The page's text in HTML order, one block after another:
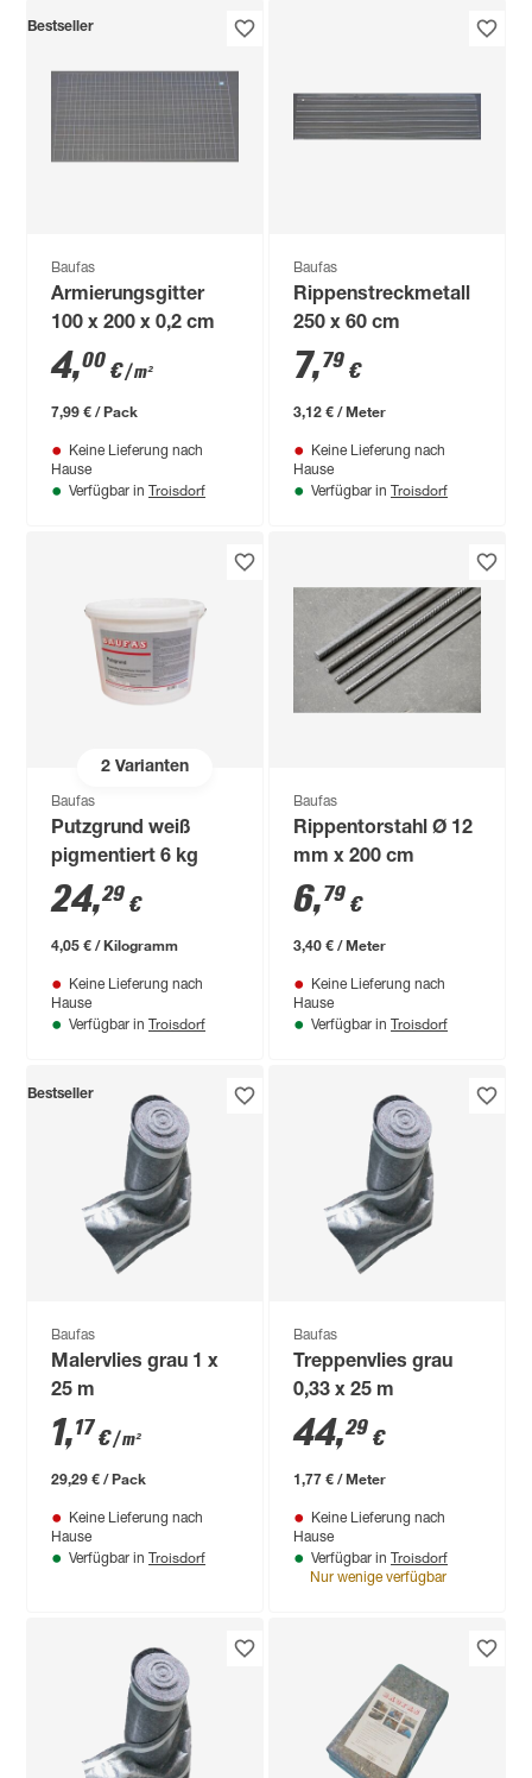
Bestseller
Baufas
Armierungsgitter
100 x 200 x 0,2 cm
4,00 €/ m²
7,99 € / Pack
Keine Lieferung nach
Hause
Verfügbar in Troisdorf
Baufas
Rippenstreckmetall
250 x 60 cm
7,79 €
3,12 € / Meter
Keine Lieferung nach
Hause
Verfügbar in Troisdorf
2Varianten
Baufas
Putzgrund weiß
pigmentiert 6 kg
24,29 €
4,05 € / Kilogramm
Keine Lieferung nach
Hause
Verfügbar in Troisdorf
Baufas
Rippentorstahl Ø 12
mm x 200 cm
6,79 €
3,40 € / Meter
Keine Lieferung nach
Hause
Verfügbar in Troisdorf
Bestseller
Baufas
Malervlies grau 1 x
25 m
1,17€/ m²
29,29 € / Pack
Keine Lieferung nach
Hause
Verfügbar in Troisdorf
Baufas
Treppenvlies grau
0,33 x 25 m
44,29 €
1,77 € / Meter
Keine Lieferung nach
Hause
Verfügbar in Troisdorf
Nur wenige verfügbar